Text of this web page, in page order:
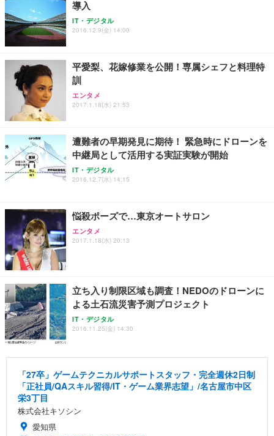
ANDWINT オフィスチェア デスクチェア 肘なし メ
ッシュ 通気性 ランバーサポート付き 腰サポート ガ
ス圧無段階昇降 360度回転 キャスター付き コンパク
【MiniLED/24.5inch/280Hz/FHD】GRAPHT THE S
HOOTER Gaming Monitor 24” Essential ゲーミン
グモニター QD 24.5インチ 1ms FHD 量子ドット 残
アイリスオーヤマ ペットシーツ 超厚型 お徳用 レギ
ュラー 200枚入【Amazon.co.jp限定】
導入
IT・デジタル
2016.12.9(金) 14:00
平愛梨、花嫁修業を公開！専属シェフと料理特
訓
エンタメ
2017.1.18(水) 21:53
遭難者の早期発見に期待！ 緊急時にドローンを
中継局として活用する実証実験が開始
IT・デジタル
2016.12.7(水) 14:15
悩殺ポーズで…東京オートサロン
エンタメ
2017.1.18(水) 20:13
立ち入り制限区域も調査！NEDOのドローンに
よる土石流災害予測プロジェクト
IT・デジタル
2016.11.25(金) 14:30
「27卒」ゲームテクニカルサポートスタッフ・完全週休2日制
「正社員/QAスキル習得/IT・ゲーム業界志望」/名古屋市中区
栄3丁目
株式会社キソシン
愛知県